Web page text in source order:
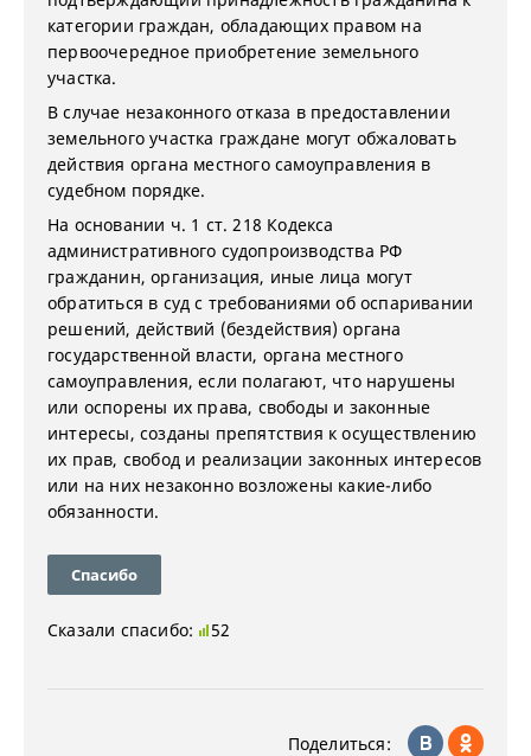
категории граждан, обладающих правом на
первоочередное приобретение земельного
участка.
В случае незаконного отказа в предоставлении
земельного участка граждане могут обжаловать
действия органа местного самоуправления в
судебном порядке.
На основании ч. 1 ст. 218 Кодекса
административного судопроизводства РФ
гражданин, организация, иные лица могут
обратиться в суд с требованиями об оспаривании
решений, действий (бездействия) органа
государственной власти, органа местного
самоуправления, если полагают, что нарушены
или оспорены их права, свободы и законные
интересы, созданы препятствия к осуществлению
их прав, свобод и реализации законных интересов
или на них незаконно возложены какие-либо
обязанности.
Спасибо
Сказали спасибо: 52
Поделиться: